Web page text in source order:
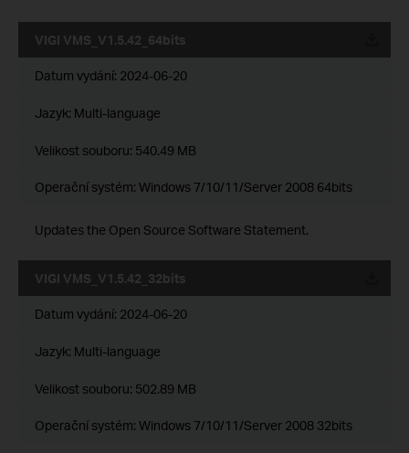
VIGI VMS_V1.5.42_64bits
Datum vydání: 2024-06-20
Jazyk: Multi-language
Velikost souboru: 540.49 MB
Operační systém: Windows 7/10/11/Server 2008 64bits
Updates the Open Source Software Statement.
VIGI VMS_V1.5.42_32bits
Datum vydání: 2024-06-20
Jazyk: Multi-language
Velikost souboru: 502.89 MB
Operační systém: Windows 7/10/11/Server 2008 32bits